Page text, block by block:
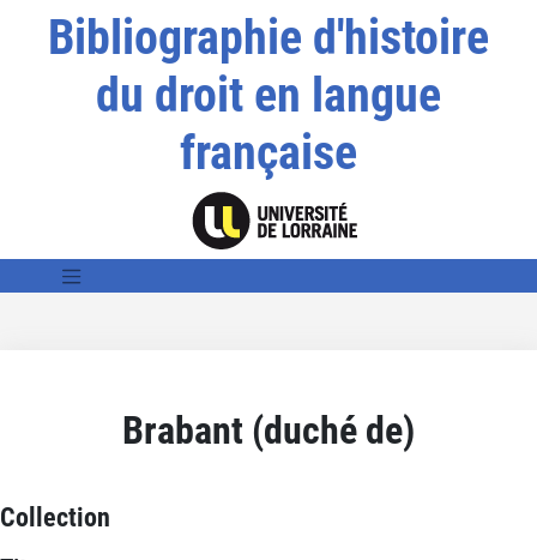
Bibliographie d'histoire
du droit en langue
française
Brabant (duché de)
Collection